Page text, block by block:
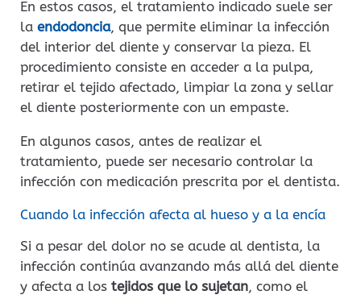
En estos casos, el tratamiento indicado suele ser
la endodoncia, que permite eliminar la infección
del interior del diente y conservar la pieza. El
procedimiento consiste en acceder a la pulpa,
retirar el tejido afectado, limpiar la zona y sellar
el diente posteriormente con un empaste.
En algunos casos, antes de realizar el
tratamiento, puede ser necesario controlar la
infección con medicación prescrita por el dentista.
Cuando la infección afecta al hueso y a la encía
Si a pesar del dolor no se acude al dentista, la
infección continúa avanzando más allá del diente
y afecta a los tejidos que lo sujetan, como el